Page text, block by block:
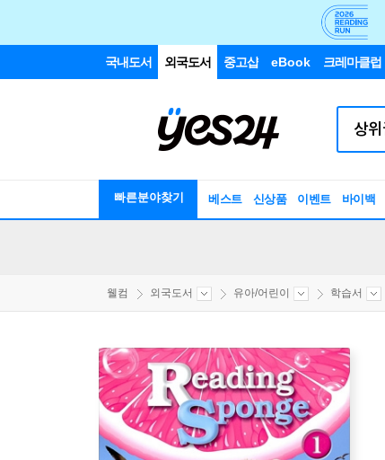
국내도서 외국도서 중고샵 eBook 크레마클럽
빠른분야찾기 베스트 신상품 이벤트 바이백
웰컴 외국도서 유아/어린이 학습서